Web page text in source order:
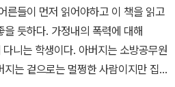
보려 하다가도 결국엔 분노를 터뜨리
간들. 자기 기분 내키는 대로 학대하고
역겨운 인간들. 밥을 먹다가도 언제
그에게는 실행할 의지가 없다. 아니 의
뚜껑을 스스로 열고 스스로 닫고, 메
. 그냥 구멍 속으로 빨려들어간다. 이
유 없는 폭력의 희생자이면서 자신보
를 판 대가로 행복을 얻는 거라면 차
아니야?(160쪽) 소방관인 아버지
폭력을 휘두른 건 아닐까 짐작되지
생명을 담보로 한 특수직에 종사하는
던 것이다. 그래도 아버지는 아버지라
이 하는 누나를 보며 분노를 느끼는
고통스러운 기억과 증오를 다 잊게 할
받아들여지지 않는다. 소년은 가정
같지는 않았다. 아니, 어쩌면 어릴 적
착하고 반듯한 사람으로 성장 했을
하지 않았든 점점 안 좋은 길로만 접
자신이 그리도 증오하던 아빠보다 더
른들이 먼저 읽어야하고 이 책을 읽고
듯하다. 가정내의 폭력에 대해
니는 학생이다. 아버지는 소방공무원
는 겉으로는 멀쩡한 사람이지만 집